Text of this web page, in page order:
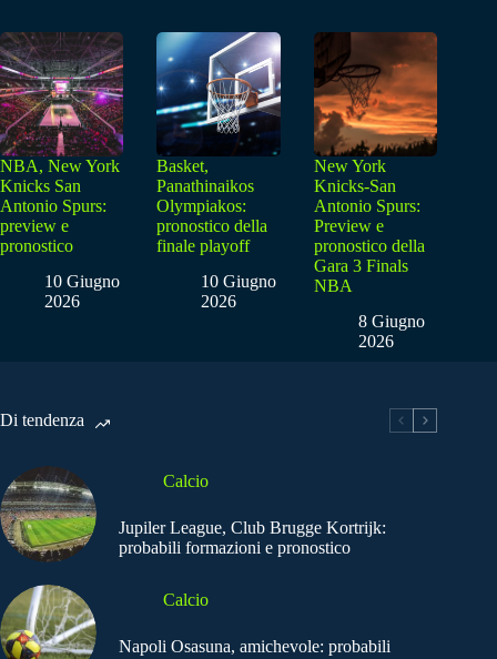
NBA, New York
Knicks San
Antonio Spurs:
preview e
pronostico
10 Giugno
2026
Basket,
Panathinaikos
Olympiakos:
pronostico della
finale playoff
10 Giugno
2026
New York
Knicks-San
Antonio Spurs:
Preview e
pronostico della
Gara 3 Finals
NBA
8 Giugno
2026
Di tendenza
Calcio
Jupiler League, Club Brugge Kortrijk:
probabili formazioni e pronostico
Calcio
Napoli Osasuna, amichevole: probabili